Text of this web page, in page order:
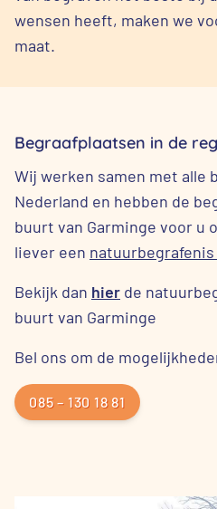
wensen heeft, maken we
maat.
Begraafplaatsen in de
Wij werken samen met alle
Nederland en hebben de
buurt van Garminge voor u
liever een
Bekijk dan hier de
buurt van Garminge
Bel ons om de
085 – 130 18 81